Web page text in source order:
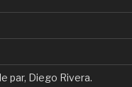
par, Diego Rivera.